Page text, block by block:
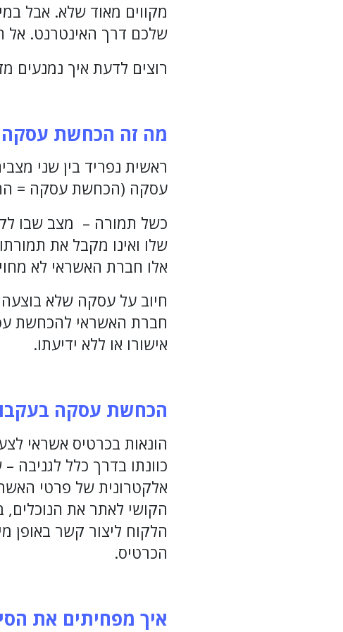
מקווים מאוד שלא. אבל
שלכם דרך האינטרנט.
רוצים לדעת איך נמנעים
מה זה הכחשת עסקה
ראשית נפריד בין שני
עסקה (הכחשת עסקה =
כשל תמורה – מצב שבו
שלו ואינו מקבל את
אלו חברת האשראי לא
חיוב על עסקה שלא
חברת האשראי להכחשת
אישורו או ללא ידיעתו.
הכחשת עסקה
הונאות בכרטיס אשראי
כוונתו בדרך כלל לגניבה
אלקטרונית של פרטי
הקושי לאתר את הנוכלים,
הלקוח ליצור קשר
הכרטיס.
איך מפחיתים את